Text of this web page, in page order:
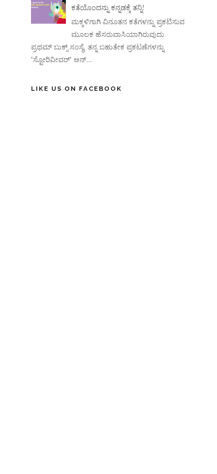
ಕತೆಯೊಂದನ್ನು ಕನ್ನಡಕ್ಕೆ ತನ್ನಿ!
ಮಕ್ಕಳಿಗಾಗಿ ವಿನೂತನ ಕತೆಗಳನ್ನು ಪ್ರಕಟಿಸುವ
ಮೂಲಕ ಹೆಸರುವಾಸಿಯಾಗಿರುವುದು
ಪ್ರಥಮ್ ಬುಕ್ಸ್ ಸಂಸ್ಥೆ. ತನ್ನ ಬಹುತೇಕ ಪ್ರಕಟಣೆಗಳನ್ನು
'ಸ್ಟೋರಿವೀವರ್' ಆನ್‌...
LIKE US ON FACEBOOK